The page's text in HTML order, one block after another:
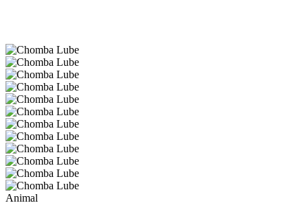
Animal